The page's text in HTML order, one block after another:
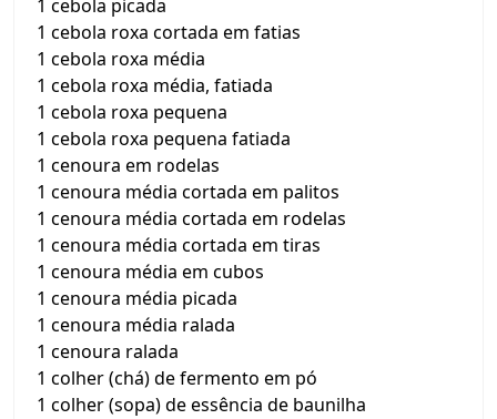
1 cebola picada
1 cebola roxa cortada em fatias
1 cebola roxa média
1 cebola roxa média, fatiada
1 cebola roxa pequena
1 cebola roxa pequena fatiada
1 cenoura em rodelas
1 cenoura média cortada em palitos
1 cenoura média cortada em rodelas
1 cenoura média cortada em tiras
1 cenoura média em cubos
1 cenoura média picada
1 cenoura média ralada
1 cenoura ralada
1 colher (chá) de fermento em pó
1 colher (sopa) de essência de baunilha